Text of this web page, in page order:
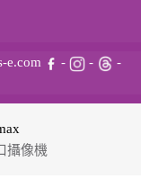
e.com - - -
攝像機